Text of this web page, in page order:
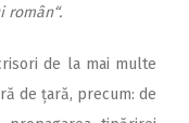
român“.
de la mai multe
de țară, precum: de